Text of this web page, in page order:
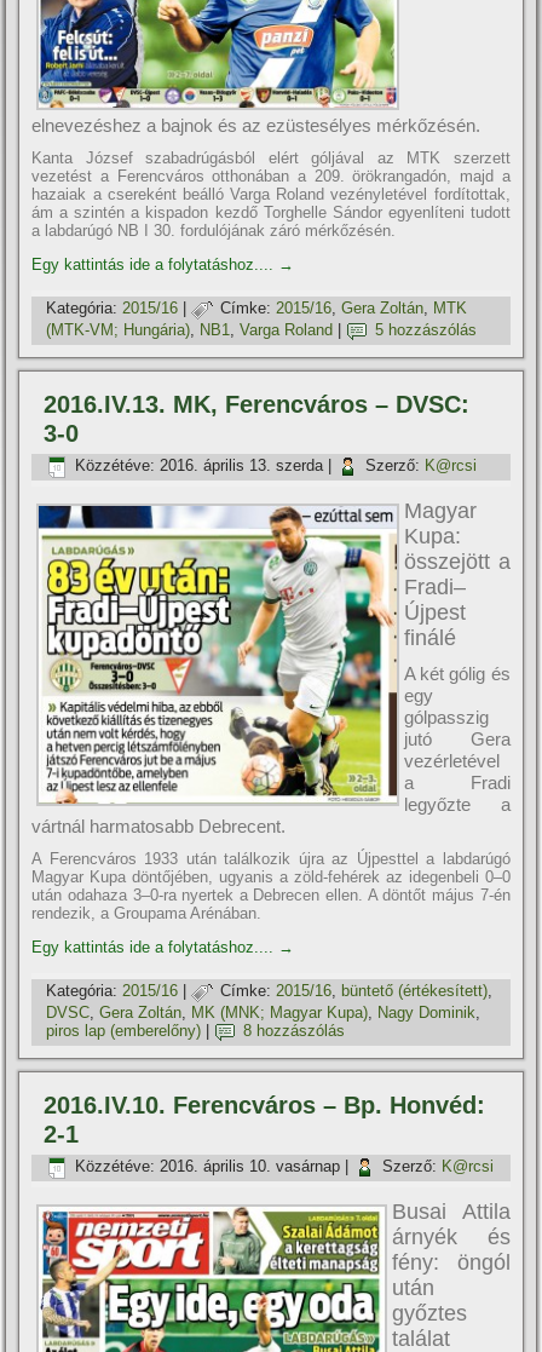
elnevezéshez a bajnok és az ezüstesélyes mérkőzésén.
Kanta József szabadrúgásból elért góljával az MTK szerzett
vezetést a Ferencváros otthonában a 209. örökrangadón, majd a
hazaiak a csereként beálló Varga Roland vezényletével fordí­tottak,
ám a szintén a kispadon kezdő Torghelle Sándor egyenlí­teni tudott
a labdarúgó NB I 30. fordulójának záró mérkőzésén.
Egy kattintás ide a folytatáshoz....
→
Kategória: 2015/16 | Címke: 2015/16,Gera Zoltán, MTK
(MTK-VM; Hungária), NB1,Varga Roland 5 hozzászólás
2016.IV.13. MK, Ferencváros – DVSC:
3-0
Közzétéve: 2016. április 13. szerda| Szerző: K@rcsi
Magyar
Kupa:
összejött a
Fradi–
Újpest
finálé
A két gólig és
egy
gólpasszig
jutó Gera
vezérletével
a Fradi
legyőzte a
vártnál harmatosabb Debrecent.
A Ferencváros 1933 után találkozik újra az Újpesttel a labdarúgó
Magyar Kupa döntőjében, ugyanis a zöld-fehérek az idegenbeli 0–0
után odahaza 3–0-ra nyertek a Debrecen ellen. A döntőt május 7-én
rendezik, a Groupama Arénában.
Egy kattintás ide a folytatáshoz....
→
Kategória: 2015/16 | Címke: 2015/16, büntető (értékesí­tett),
DVSC ,Gera Zoltán MK (MNK; Magyar Kupa) Nagy Dominik
piros lap (emberelőny)
8 hozzászólás
2016.IV.10. Ferencváros – Bp. Honvéd:
2-1
Közzétéve: 2016. április 10. vasárnap Szerző: K@rcsi
Busai Attila
árnyék és
fény: öngól
után
győztes
találat